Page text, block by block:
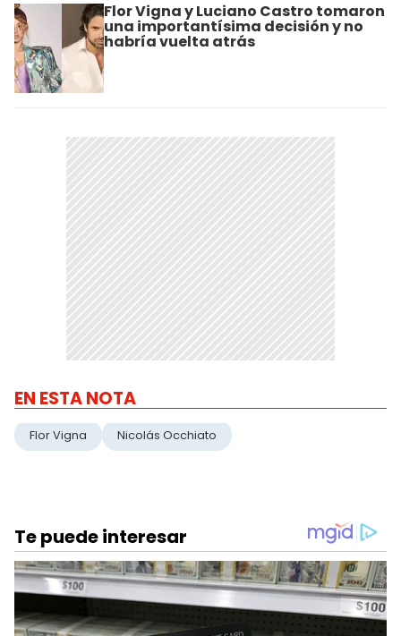
Flor Vigna y Luciano Castro tomaron
una importantísima decisión y no
habría vuelta atrás
EN ESTA NOTA
Flor Vigna Nicolás Occhiato